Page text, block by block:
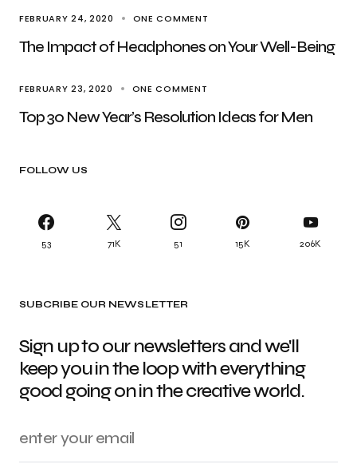
FEBRUARY 24, 2020 ONE COMMENT
The Impact of Headphones on Your Well-Being
FEBRUARY 23, 2020 ONE COMMENT
Top 30 New Year’s Resolution Ideas for Men
FOLLOW US
53 71K 51 15K 206K
SUBCRIBE OUR NEWSLETTER
Sign up to our newsletters and we'll
keep you in the loop with everything
good going on in the creative world.